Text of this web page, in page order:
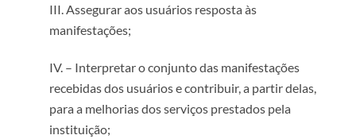
III. Assegurar aos usuários resposta às
manifestações;
IV. – Interpretar o conjunto das manifestações
recebidas dos usuários e contribuir, a partir delas,
para a melhorias dos serviços prestados pela
instituição;